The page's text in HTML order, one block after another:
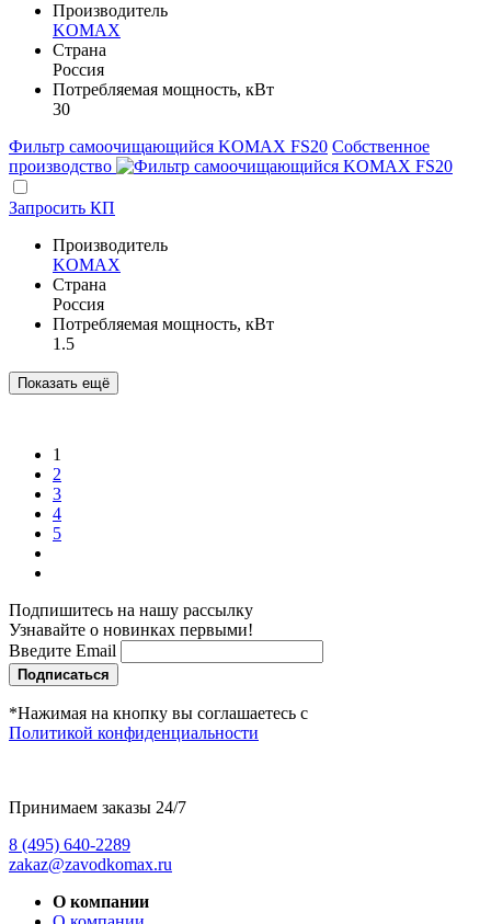
Производитель
KOMAX
Страна
Россия
Потребляемая мощность, кВт
30
Фильтр самоочищающийся KOMAX FS20 Собственное
производство
Запросить КП
Производитель
KOMAX
Страна
Россия
Потребляемая мощность, кВт
1.5
Показать ещё
1
2
3
4
5
Подпишитесь на нашу рассылку
Узнавайте о новинках первыми!
Введите Email
Подписаться
*Нажимая на кнопку вы соглашаетесь с
Политикой конфиденциальности
Принимаем заказы 24/7
8 (495) 640-2289
zakaz@zavodkomax.ru
О компании